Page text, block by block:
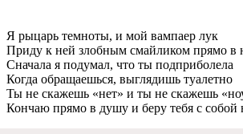
Я рыцарь темноты, и мой вампаер лук
Приду к ней злобным смайликом прямо в
Сначала я подумал, что ты подприболела
Когда обращаешься, выглядишь туалетно
Ты не скажешь «нет» и ты не скажешь
Кончаю прямо в душу и беру тебя с собой